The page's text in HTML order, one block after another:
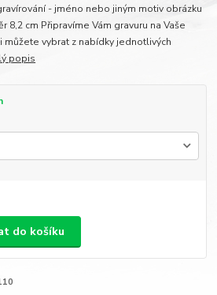
- jméno nebo jiným motiv obrázku
8,2 cm Připravíme Vám gravuru na Vaše
vybrat z nabídky jednotlivých
popis
do košíku